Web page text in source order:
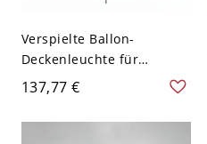
Verspielte Ballon-
Deckenleuchte für
Kinderzimmer und
Kinderkrippe aus Glas -
110V-120V 20,32 cm
137,77 €